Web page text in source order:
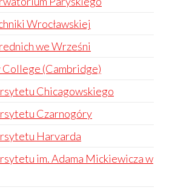
Wrocławskiej
we Wrześni
(Cambridge)
Chicagowskiego
Czarnogóry
Harvarda
im. Adama Mickiewicza w